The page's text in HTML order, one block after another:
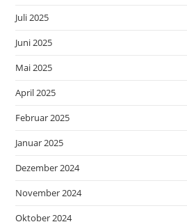
Juli 2025
Juni 2025
Mai 2025
April 2025
Februar 2025
Januar 2025
Dezember 2024
November 2024
Oktober 2024